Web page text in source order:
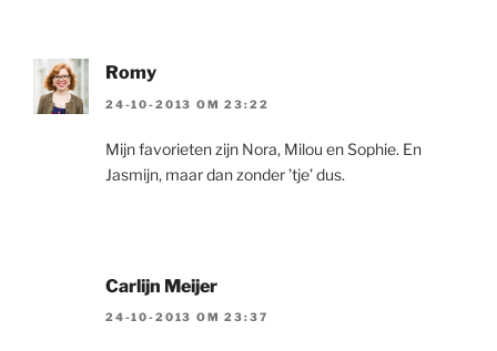
Romy
24-10-2013 OM 23:22
Mijn favorieten zijn Nora, Milou en Sophie. En
Jasmijn, maar dan zonder ’tje’ dus.
Carlijn Meijer
24-10-2013 OM 23:37